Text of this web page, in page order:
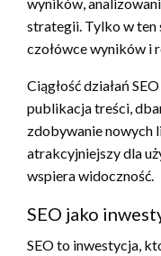
wyników,
strategii. Tylko w ten
czołówce wyników i
Ciągłość działań
publikacja treści,
zdobywanie nowych
atrakcyjniejszy dla
wspiera widoczność.
SEO jako
SEO to inwestycja,